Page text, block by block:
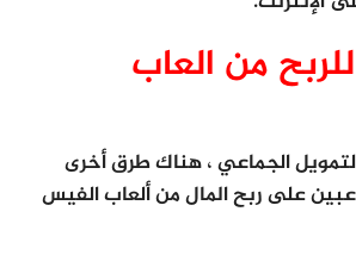
من العاب
الجماعي ، هناك طرق أخرى
على ربح المال من ألعاب الفيس